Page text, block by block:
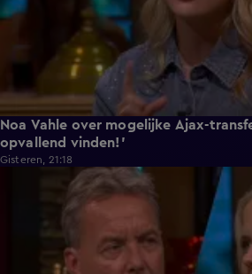
Noa Vahle over mogelijke Ajax-
opvallend vinden!'
Gisteren, 21:18